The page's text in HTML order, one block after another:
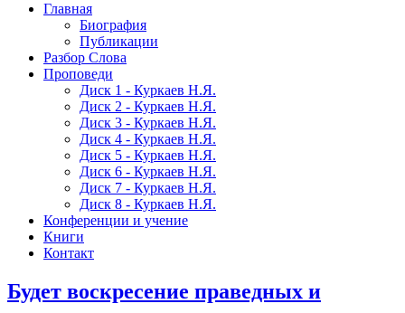
Главная
Биография
Публикации
Разбор Слова
Проповеди
Диск 1 - Куркаев Н.Я.
Диск 2 - Куркаев Н.Я.
Диск 3 - Куркаев Н.Я.
Диск 4 - Куркаев Н.Я.
Диск 5 - Куркаев Н.Я.
Диск 6 - Куркаев Н.Я.
Диск 7 - Куркаев Н.Я.
Диск 8 - Куркаев Н.Я.
Конференции и учение
Книги
Контакт
Будет воскресение праведных и